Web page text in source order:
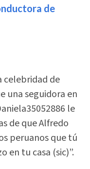
de
celebridad de
una seguidora en
le
de que Alfredo
peruanos que tú
en tu casa (sic)”.